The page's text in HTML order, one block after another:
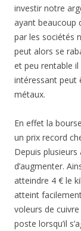
investir notre
ayant beaucoup
par les sociétés
peut alors se
et peu rentable il
intéressant peut
métaux.
En effet la
un prix record
Depuis
d’augmenter.
atteindre 4 € le
atteint
voleurs de
poste lorsqu’il